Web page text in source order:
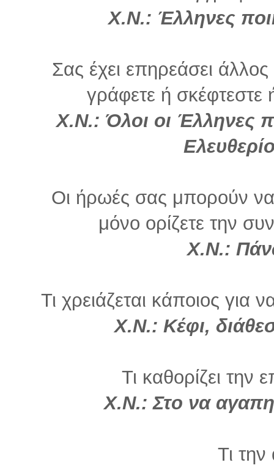
Χ.Ν.: Έλληνες
Σας έχει επηρεάσει
γράφετε ή σκέφτεστε
Χ.Ν.: Όλοι οι Έλληνες
Οι ήρωές σας μπορούν να
μόνο ορίζετε την
Χ.Ν.:
Τι χρειάζεται κάποιος για
Χ.Ν.: Κέφι,
Τι καθορίζει την
Χ.Ν.:Στο να
Τι